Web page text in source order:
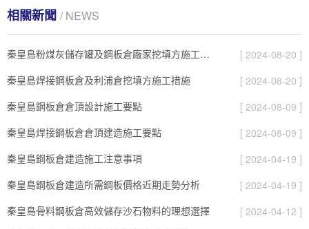
相關新聞 / NEWS
秦皇島粉煤灰儲存罐及鋼板倉廠家挖填方施工措施
[ 2024-08-20 ]
秦皇島焊接鋼板倉及利浦倉挖填方施工措施
[ 2024-08-20 ]
秦皇島鋼板倉倉頂設計施工要點
[ 2024-08-09 ]
秦皇島焊接鋼板倉倉頂建造施工要點
[ 2024-08-09 ]
秦皇島鋼板倉建造施工注意事項
[ 2024-04-19 ]
秦皇島鋼板倉建造所需鋼板價格近期走勢分析
[ 2024-04-19 ]
秦皇島骨料鋼板倉高效儲存沙石物料的理想選擇
[ 2024-04-12 ]